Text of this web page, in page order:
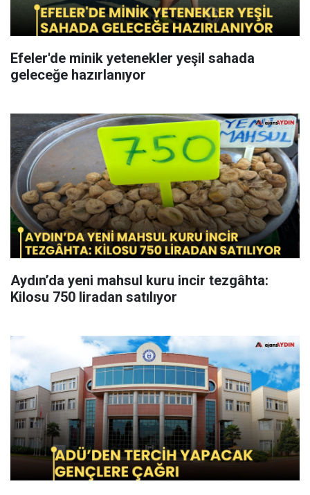
Efeler'de minik yetenekler yeşil sahada
geleceğe hazırlanıyor
Aydın’da yeni mahsul kuru incir tezgâhta:
Kilosu 750 liradan satılıyor